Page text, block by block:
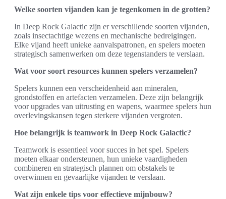
Welke soorten vijanden kan je tegenkomen in de grotten?
In Deep Rock Galactic zijn er verschillende soorten vijanden,
zoals insectachtige wezens en mechanische bedreigingen.
Elke vijand heeft unieke aanvalspatronen, en spelers moeten
strategisch samenwerken om deze tegenstanders te verslaan.
Wat voor soort resources kunnen spelers verzamelen?
Spelers kunnen een verscheidenheid aan mineralen,
grondstoffen en artefacten verzamelen. Deze zijn belangrijk
voor upgrades van uitrusting en wapens, waarmee spelers hun
overlevingskansen tegen sterkere vijanden vergroten.
Hoe belangrijk is teamwork in Deep Rock Galactic?
Teamwork is essentieel voor succes in het spel. Spelers
moeten elkaar ondersteunen, hun unieke vaardigheden
combineren en strategisch plannen om obstakels te
overwinnen en gevaarlijke vijanden te verslaan.
Wat zijn enkele tips voor effectieve mijnbouw?